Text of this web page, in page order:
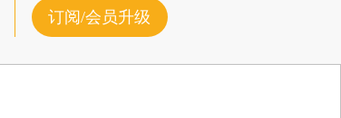
订阅/会员升级